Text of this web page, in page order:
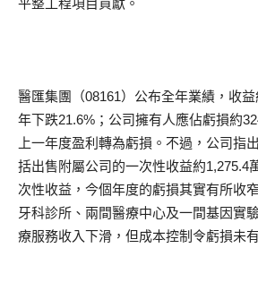
平整工程項目貢獻。
醫匯集團（08161）公布全年業績，收
年下跌21.6%；公司擁有人應佔虧損約
上一年度盈利轉為虧損。不過，公司指
括出售附屬公司的一次性收益約1,275.4
次性收益，今個年度的虧損其實有所收
牙科診所、兩間醫療中心及一間基因實
療服務收入下滑，但成本控制令虧損未